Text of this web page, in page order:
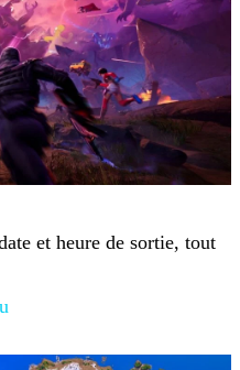
et heure de sortie, tout